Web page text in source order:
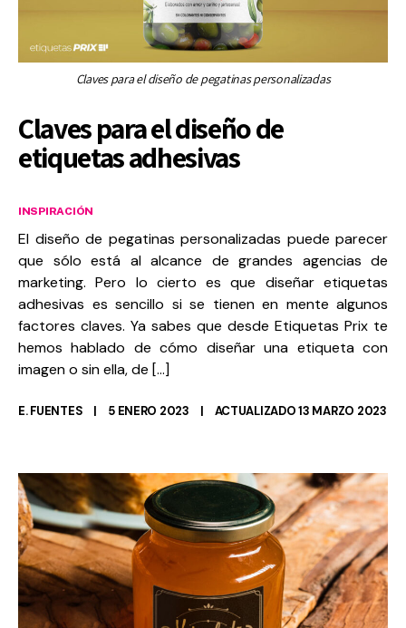
Claves para el diseño de pegatinas personalizadas
Claves para el diseño de
etiquetas adhesivas
INSPIRACIÓN
El diseño de pegatinas personalizadas puede parecer
que sólo está al alcance de grandes agencias de
marketing. Pero lo cierto es que diseñar etiquetas
adhesivas es sencillo si se tienen en mente algunos
factores claves. Ya sabes que desde Etiquetas Prix te
hemos hablado de cómo diseñar una etiqueta con
imagen o sin ella, de […]
E. FUENTES 5 ENERO 2023 ACTUALIZADO 13 MARZO 2023